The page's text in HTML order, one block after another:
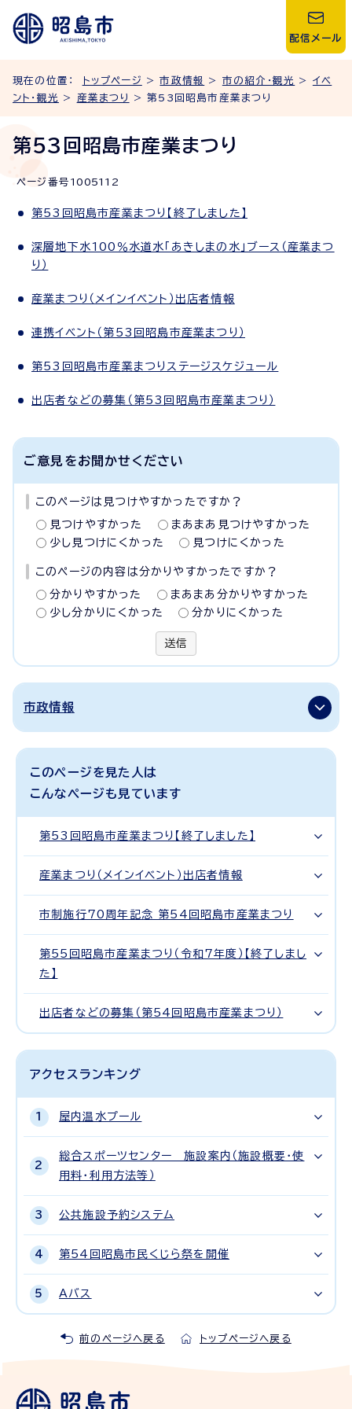
配信メール
現在の位置： トップページ >市政情報 > 市の紹介・観光 > イベ
ント・観光
> 産業まつり > 第53回昭島市産業まつり
第53回昭島市産業まつり
ページ番号 1005112
第53回昭島市産業まつり【終了しました】
深層地下水100％水道水「あきしまの水」ブース（産業まつ
り）
産業まつり（メインイベント）出店者情報
連携イベント（第53回昭島市産業まつり）
第53回昭島市産業まつりステージスケジュール
出店者などの募集（第53回昭島市産業まつり）
ご意見をお聞かせください
このページは見つけやすかったですか？
見つけやすかった
まあまあ見つけやすかった
少し見つけにくかった
見つけにくかった
このページの内容は分かりやすかったですか？
分かりやすかった
まあまあ分かりやすかった
少し分かりにくかった
分かりにくかった
送信
市政情報
このページを見た人は
こんなページも見ています
第53回昭島市産業まつり【終了しました】
産業まつり（メインイベント）出店者情報
市制施行70周年記念 第54回昭島市産業まつり
第55回昭島市産業まつり（令和7年度）【終了しまし
た】
出店者などの募集（第54回昭島市産業まつり）
アクセスランキング
屋内温水プール
総合スポーツセンター 施設案内（施設概要・使
用料・利用方法等）
公共施設予約システム
第54回昭島市民くじら祭を開催
Aバス
前のページへ戻る トップページへ戻る